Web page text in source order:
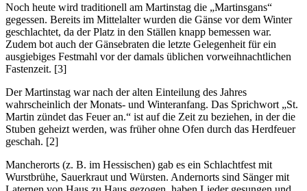
Noch heute wird traditionell am Martinstag die „Martinsgans“
gegessen. Bereits im Mittelalter wurden die Gänse vor dem Winter
geschlachtet, da der Platz in den Ställen knapp bemessen war.
Zudem bot auch der Gänsebraten die letzte Gelegenheit für ein
ausgiebiges Festmahl vor der damals üblichen vorweihnachtlichen
Fastenzeit. [3]
Der Martinstag war nach der alten Einteilung des Jahres
wahrscheinlich der Monats- und Winteranfang. Das Sprichwort „St.
Martin zündet das Feuer an.“ ist auf die Zeit zu beziehen, in der die
Stuben geheizt werden, was früher ohne Ofen durch das Herdfeuer
geschah. [2]
Mancherorts (z. B. im Hessischen) gab es ein Schlachtfest mit
Wurstbrühe, Sauerkraut und Würsten. Andernorts sind Sänger mit